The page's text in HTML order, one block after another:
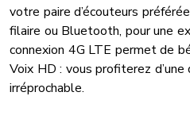
votre paire d’écouteurs
filaire ou Bluetooth, pour une
connexion 4G LTE permet de
Voix HD : vous profiterez d’une
irréprochable.